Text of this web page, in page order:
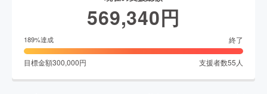
569,340円
189%達成 終了
目標金額300,000円 支援者数55 人